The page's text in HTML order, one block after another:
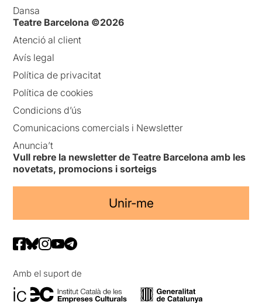
Dansa
Teatre Barcelona ©2026
Atenció al client
Avís legal
Política de privacitat
Política de cookies
Condicions d’ús
Comunicacions comercials i Newsletter
Anuncia’t
Vull rebre la newsletter de Teatre Barcelona amb les
novetats, promocions i sorteigs
Unir-me
Amb el suport de